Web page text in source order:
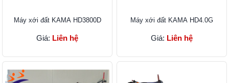
Máy xới đất KAMA HD3800D
Giá: Liên hệ
Máy xới đất KAMA HD4.0G
Giá: Liên hệ